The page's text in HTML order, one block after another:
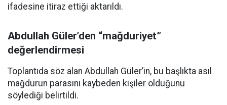
ifadesine itiraz ettiği aktarıldı.
Abdullah Güler’den “mağduriyet”
değerlendirmesi
Toplantıda söz alan Abdullah Güler’in, bu başlıkta asıl
mağdurun parasını kaybeden kişiler olduğunu
söylediği belirtildi.